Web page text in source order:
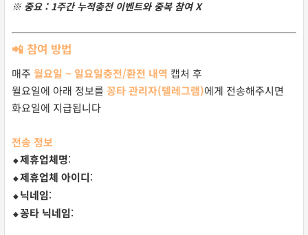
※ 중요 : 1주간 누적충전 이벤트와 중복 참여 X
📲 참여 방법
매주 월요일 ~ 일요일충전/환전 내역 캡처 후
월요일에 아래 정보를 꽁타 관리자(텔레그램)에게 전송해주시면
화요일에 지급됩니다
전송 정보
🔸제휴업체명:
🔸제휴업체 아이디:
🔸닉네임:
🔸꽁타 닉네임: